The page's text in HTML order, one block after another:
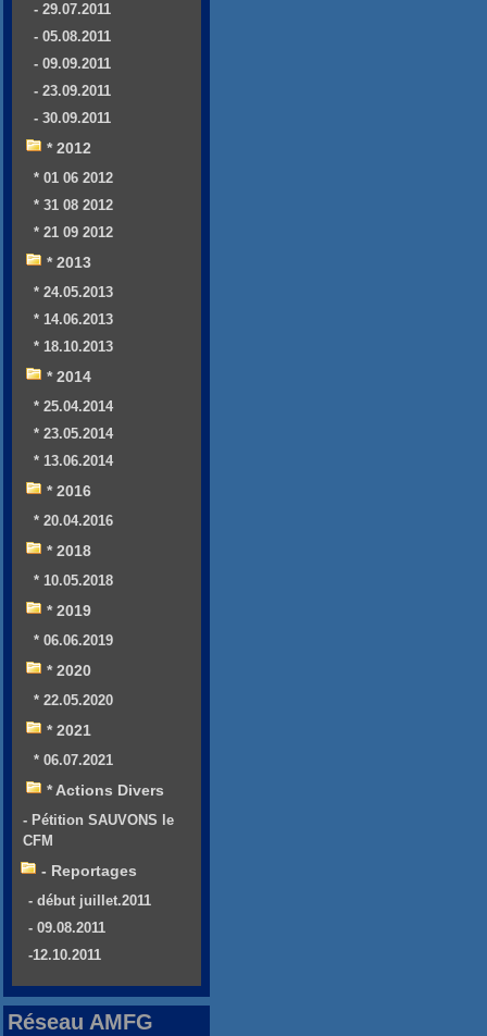
- 29.07.2011
- 05.08.2011
- 09.09.2011
- 23.09.2011
- 30.09.2011
* 2012
* 01 06 2012
* 31 08 2012
* 21 09 2012
* 2013
* 24.05.2013
* 14.06.2013
* 18.10.2013
* 2014
* 25.04.2014
* 23.05.2014
* 13.06.2014
* 2016
* 20.04.2016
* 2018
* 10.05.2018
* 2019
* 06.06.2019
* 2020
* 22.05.2020
* 2021
* 06.07.2021
* Actions Divers
- Pétition SAUVONS le
CFM
- Reportages
- début juillet.2011
- 09.08.2011
-12.10.2011
Réseau AMFG